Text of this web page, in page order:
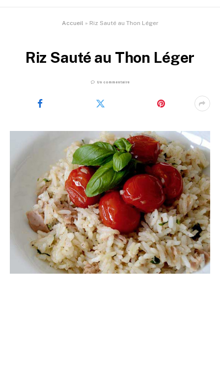
Accueil » Riz Sauté au Thon Léger
Riz Sauté au Thon Léger
Un commentaire